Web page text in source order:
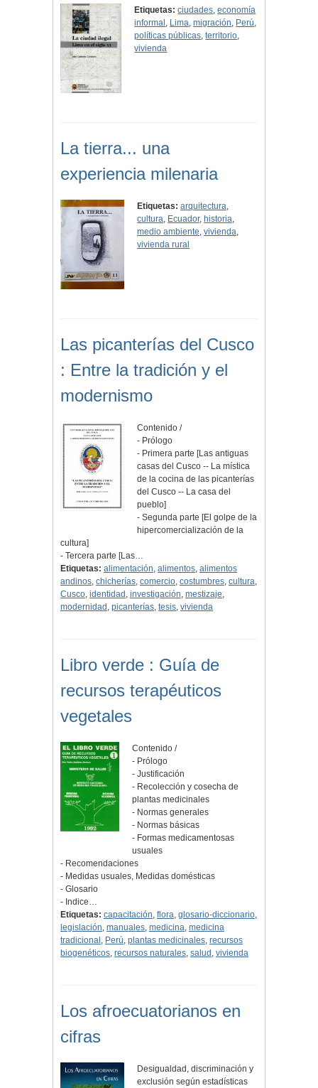
Etiquetas: ciudades,economía
informal , Lima,migración, Perú,
políticas públicas,territorio,
vivienda
La tierra... una
experiencia milenaria
Etiquetas: arquitectura,
cultura, Ecuador, historia,
medio ambiente,vivienda,
vivienda rural
Las picanterías del Cusco
: Entre la tradición y el
modernismo
Contenido /
- Prólogo
- Primera parte [Las antiguas
casas del Cusco -- La mística
de la cocina de las picanterías
del Cusco -- La casa del
pueblo]
- Segunda parte [El golpe de la
hipercomercialización de la
cultura]
- Tercera parte [Las…
Etiquetas: alimentación, alimentos, alimentos
andinos, chicherías, comercio, costumbres, cultura,
Cusco, identidad , investigación, mestizaje,
modernidad , picanterías, tesis, vivienda
Libro verde : Guía de
recursos terapéuticos
vegetales
Contenido /
- Prólogo
- Justificación
- Recolección y cosecha de
plantas medicinales
- Normas generales
- Normas básicas
- Formas medicamentosas
usuales
- Recomendaciones
- Medidas usuales, Medidas domésticas
- Glosario
- Indice…
Etiquetas: capacitación, flora, glosario-diccionario,
legislación, manuales, medicina, medicina
tradicional , Perú, plantas medicinales, recursos
biogenéticos, recursos naturales, salud , vivienda
Los afroecuatorianos en
cifras
Desigualdad, discriminación y
exclusión según estadísticas